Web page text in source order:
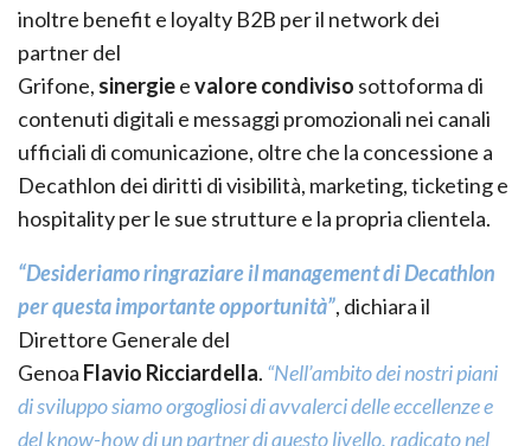
inoltre benefit e loyalty B2B per il network dei
partner del
Grifone, sinergieevalorecondiviso sottoforma di
contenuti digitali e messaggi promozionali nei canali
ufficiali di comunicazione, oltre che la concessione a
Decathlon dei diritti di visibilità, marketing, ticketing e
hospitality per le sue strutture e la propria clientela.
“Desideriamo ringraziare il management di Decathlon
per questa importante opportunità”, dichiara il
Direttore Generale del
Genoa Flavio Ricciardella. “Nell’ambito dei nostri piani
di sviluppo siamo orgogliosi di avvalerci delle eccellenze e
del know-how di un partner di questo livello, radicato nel